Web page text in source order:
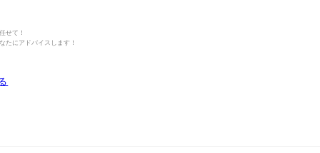
せて！
たにアドバイスします！